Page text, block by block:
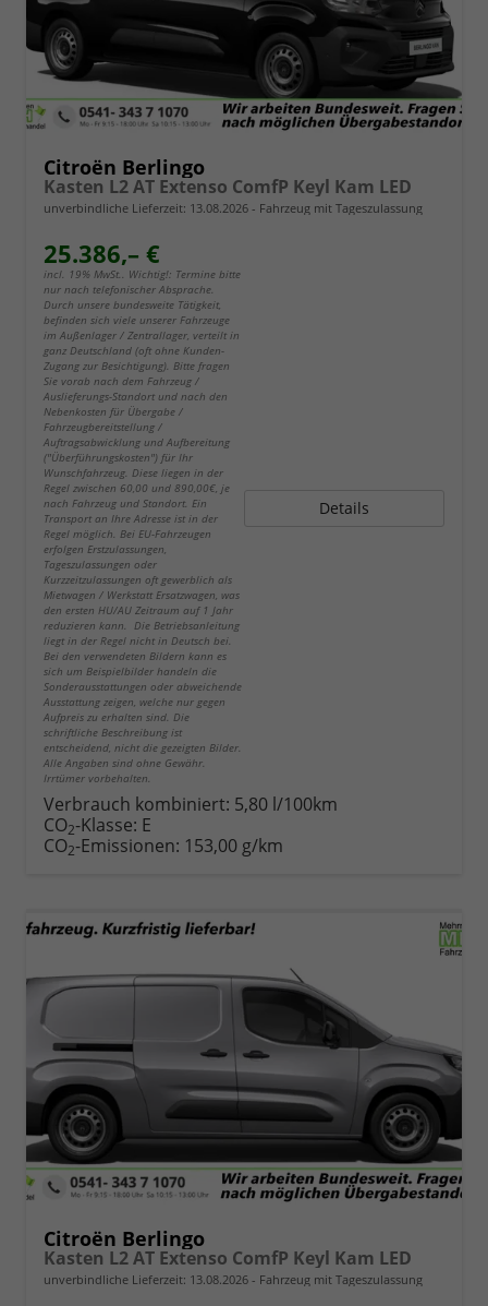
Citroën Berlingo
Kasten L2 AT Extenso ComfP Keyl Kam LED
unverbindliche Lieferzeit: 13.08.2026 Fahrzeug mit Tageszulassung
25.386,– €
incl. 19% MwSt.. Wichtig!: Termine bitte
nur nach telefonischer Absprache.
Durch unsere bundesweite Tätigkeit,
befinden sich viele unserer Fahrzeuge
im Außenlager / Zentrallager, verteilt in
ganz Deutschland (oft ohne Kunden-
Zugang zur Besichtigung). Bitte fragen
Sie vorab nach dem Fahrzeug /
Auslieferungs-Standort und nach den
Nebenkosten für Übergabe /
Fahrzeugbereitstellung /
Auftragsabwicklung und Aufbereitung
("Überführungskosten") für Ihr
Wunschfahrzeug. Diese liegen in der
Regel zwischen 60,00 und 890,00€, je
nach Fahrzeug und Standort. Ein
Transport an Ihre Adresse ist in der
Regel möglich. Bei EU-Fahrzeugen
erfolgen Erstzulassungen,
Tageszulassungen oder
Kurzzeitzulassungen oft gewerblich als
Mietwagen / Werkstatt Ersatzwagen, was
den ersten HU/AU Zeitraum auf 1 Jahr
reduzieren kann. Die Betriebsanleitung
liegt in der Regel nicht in Deutsch bei.
Bei den verwendeten Bildern kann es
sich um Beispielbilder handeln die
Sonderausstattungen oder abweichende
Ausstattung zeigen, welche nur gegen
Aufpreis zu erhalten sind. Die
schriftliche Beschreibung ist
entscheidend, nicht die gezeigten Bilder.
Alle Angaben sind ohne Gewähr.
Irrtümer vorbehalten.
Details
Verbrauch kombiniert: 5,80 l/100km
CO2-Klasse: E
CO2-Emissionen: 153,00 g/km
Citroën Berlingo
Kasten L2 AT Extenso ComfP Keyl Kam LED
unverbindliche Lieferzeit: 13.08.2026 Fahrzeug mit Tageszulassung